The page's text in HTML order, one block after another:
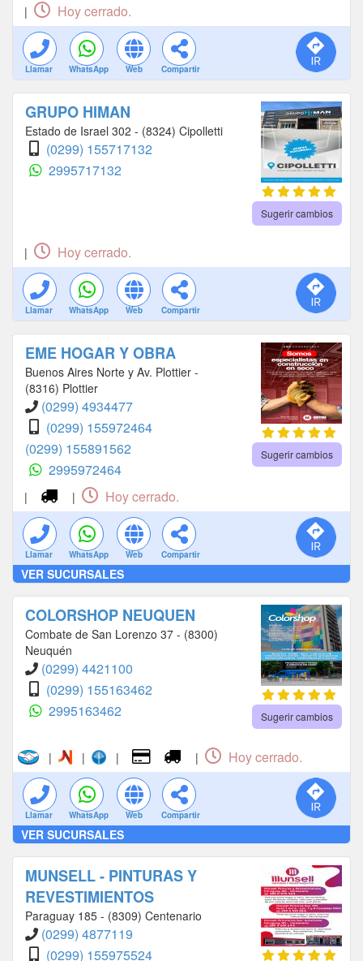
| Hoy cerrado.
Llamar WhatsApp Web Compartir
GRUPO HIMAN
Estado de Israel 302 - (8324) Cipolletti
(0299) 155717132
2995717132
Sugerir cambios
| Hoy cerrado.
Llamar WhatsApp Web Compartir
EME HOGAR Y OBRA
Buenos Aires Norte y Av. Plottier -
(8316) Plottier
(0299) 4934477
(0299) 155972464
(0299) 155891562
2995972464
Sugerir cambios
| | Hoy cerrado.
Llamar WhatsApp Web Compartir
VER SUCURSALES
COLORSHOP NEUQUEN
Combate de San Lorenzo 37 - (8300)
Neuquén
(0299) 4421100
(0299) 155163462
2995163462
Sugerir cambios
| | | | Hoy cerrado.
Llamar WhatsApp Web Compartir
VER SUCURSALES
MUNSELL - PINTURAS Y
REVESTIMIENTOS
Paraguay 185 - (8309) Centenario
(0299) 4877119
(0299) 155975524